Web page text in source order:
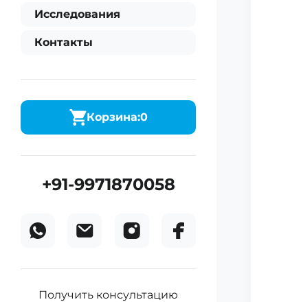
Исследования
Контакты
Корзина:0
+91-9971870058
Получить консультацию